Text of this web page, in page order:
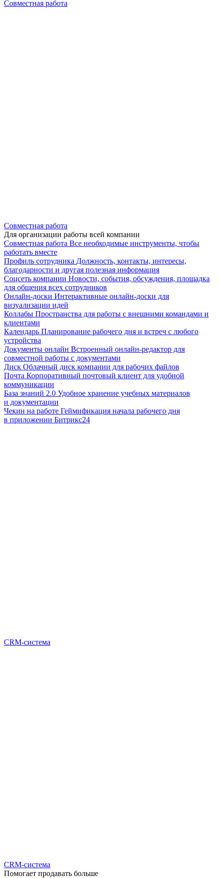
Совместная работа
Совместная работа
Для организации работы всей компании
Совместная работа Все необходимые инструменты, чтобы
работать вместе
Профиль сотрудника Должность, контакты, интересы,
благодарности и другая полезная информация
Соцсеть компании Новости, события, обсуждения, площадка
для общения всех сотрудников
Онлайн-доски Интерактивные онлайн-доски для
визуализации идей
Коллабы Пространства для работы с внешними командами и
клиентами
Календарь Планирование рабочего дня и встреч с любого
устройства
Документы онлайн Встроенный онлайн-редактор для
совместной работы с документами
Диск Облачный диск компании для рабочих файлов
Почта Корпоративный почтовый клиент для удобной
коммуникации
База знаний 2.0 Удобное хранение учебных материалов
и документации
Чекин на работе Геймификация начала рабочего дня
в приложении Битрикс24
CRM-система
CRM-система
Помогает продавать больше